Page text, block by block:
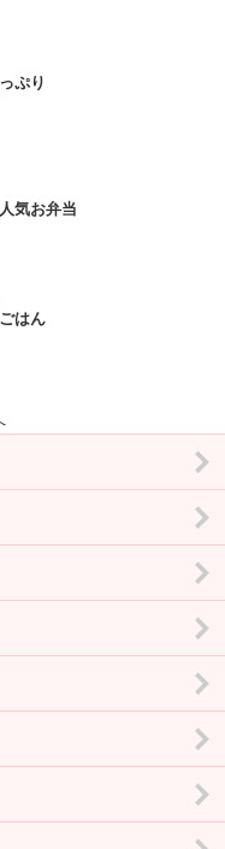
ぷり
気お弁当
はん